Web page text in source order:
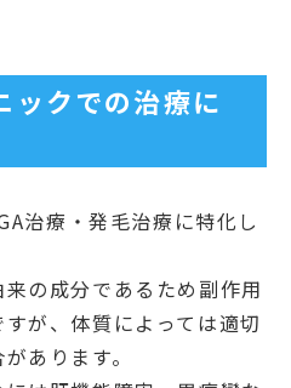
ックでの治療に
治療・発毛治療に特化し
の成分であるため副作用
が、体質によっては適切
あります。